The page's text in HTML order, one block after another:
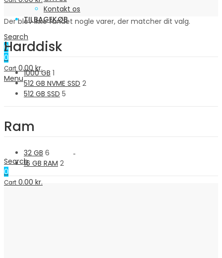
Kontakt os
TILBAGEKØB
Search
0
0
Cart 0.00kr.
Menu
Search
0
Cart 0.00 kr.
Der blev ikke fundet nogle varer, der matcher dit valg.
Harddisk
1000 GB 1
512 GB NVME SSD 2
512 GB SSD 5
Ram
32 GB 6
16 GB RAM 2